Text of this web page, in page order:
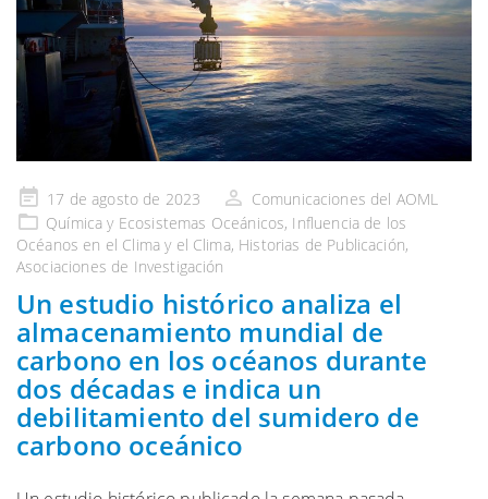
Publicado
en
17 de agosto de 2023
Comunicaciones del AOML
Química y Ecosistemas Oceánicos, Influencia de los
Océanos en el Clima y el Clima, Historias de Publicación,
Asociaciones de Investigación
Un estudio histórico analiza el
almacenamiento mundial de
carbono en los océanos durante
dos décadas e indica un
debilitamiento del sumidero de
carbono oceánico